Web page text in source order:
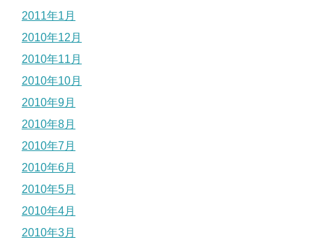
2011年1月
2010年12月
2010年11月
2010年10月
2010年9月
2010年8月
2010年7月
2010年6月
2010年5月
2010年4月
2010年3月